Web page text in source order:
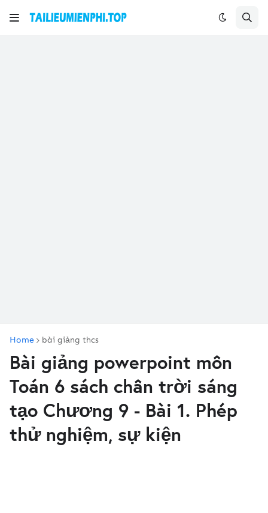
Home bài giảng thcs
Bài giảng powerpoint môn
Toán 6 sách chân trời sáng
tạo Chương 9 - Bài 1. Phép
thử nghiệm, sự kiện